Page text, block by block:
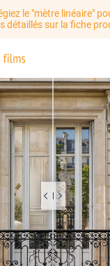
le "mètre linéaire"
détaillés sur la fiche